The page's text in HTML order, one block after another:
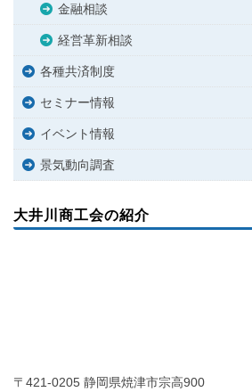
金融相談
経営革新相談
各種共済制度
セミナー情報
イベント情報
景気動向調査
大井川商工会の紹介
〒421-0205 静岡県焼津市宗高900